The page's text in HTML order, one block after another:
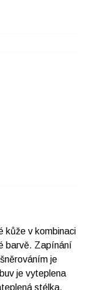
kůže v kombinaci
barvě. Zapínání
je
je vyteplena
stélka.